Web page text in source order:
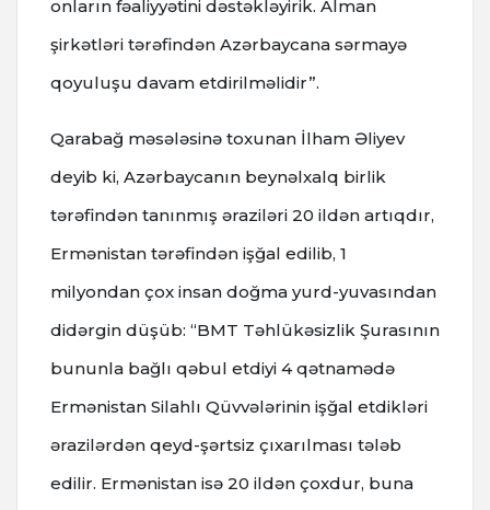
onların fəaliyyətini dəstəkləyirik. Alman
şirkətləri tərəfindən Azərbaycana sərmayə
qoyuluşu davam etdirilməlidir”.
Qarabağ məsələsinə toxunan İlham Əliyev
deyib ki, Azərbaycanın beynəlxalq birlik
tərəfindən tanınmış əraziləri 20 ildən artıqdır,
Ermənistan tərəfindən işğal edilib, 1
milyondan çox insan doğma yurd-yuvasından
didərgin düşüb: “BMT Təhlükəsizlik Şurasının
bununla bağlı qəbul etdiyi 4 qətnamədə
Ermənistan Silahlı Qüvvələrinin işğal etdikləri
ərazilərdən qeyd-şərtsiz çıxarılması tələb
edilir. Ermənistan isə 20 ildən çoxdur, buna